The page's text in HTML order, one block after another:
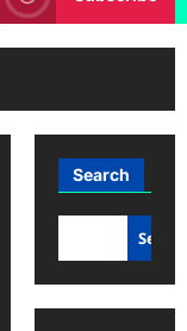
Search